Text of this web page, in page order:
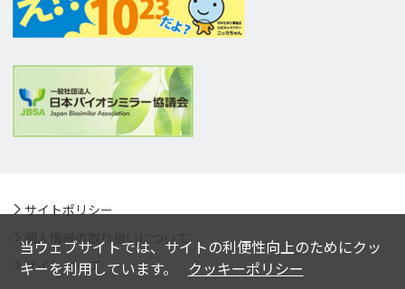
当ウェブサイトでは、サイトの利便性向上のためにクッ
キーを利用しています。
クッキーポリシー
サイトポリシー
個人情報の取り扱いについて
サイトマップ